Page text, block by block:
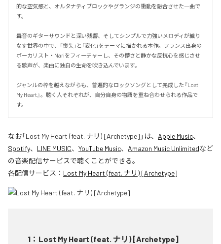
的な空気感と、オルタナティブロックやグランジの衝動を融合させた一曲で
す。
轟音のギターサウンドと深い残響、そしてシンプルで力強いメロディが織り
なす世界の中で、「喪失」と「変化」をテーマに描かれる本作。フランス出身の
ボーカリスト・Nariをフィーチャーし、その儚さと静かな反抗心を感じさせ
る歌声が、楽曲に独自の生命を吹き込んでいます。
ジャンルの枠を越えながらも、普遍的なロックソングとして完成した『Lost
My Heart』。聴く人それぞれが、自分自身の物語を重ね合わせられる作品で
す。
なお「Lost My Heart (feat. ナリ) [Archetype] 」は、 Apple Music、
Spotify、 LINE MUSIC、 YouTube Music、 Amazon Music Unlimitedなど
の音楽配信サービスで聴くことができる。
各配信サービス： Lost My Heart (feat. ナリ) [Archetype]
1 ： Lost My Heart (feat. ナリ) [Archetype]